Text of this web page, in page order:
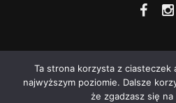
Ta strona korzysta z ciasteczek
najwyższym poziomie. Dalsze
że zgadzasz się